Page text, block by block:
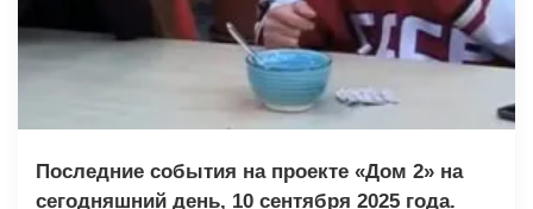
Последние события на проекте «Дом 2» на
сегодняшний день, 10 сентября 2025 года.